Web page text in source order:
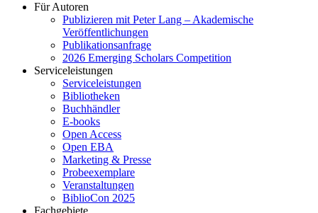
Für Autoren
Publizieren mit Peter Lang – Akademische
Veröffentlichungen
Publikationsanfrage
2026 Emerging Scholars Competition
Serviceleistungen
Serviceleistungen
Bibliotheken
Buchhändler
E-books
Open Access
Open EBA
Marketing & Presse
Probeexemplare
Veranstaltungen
BiblioCon 2025
Fachgebiete